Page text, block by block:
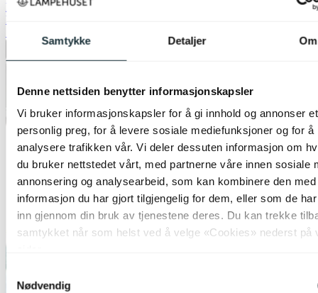
Samtykke Detaljer Om
Denne nettsiden benytter informasjonskapsler
Vi bruker informasjonskapsler for å gi innhold og annonser et
personlig preg, for å levere sosiale mediefunksjoner og for å
analysere trafikken vår. Vi deler dessuten informasjon om
du bruker nettstedet vårt, med partnerne våre innen sosiale
annonsering og analysearbeid, som kan kombinere den med
informasjon du har gjort tilgjengelig for dem, eller som de
inn gjennom din bruk av tjenestene deres. Du kan trekke
samtykket når som helst ved å velge «Cookies» nederst på
Samtykkevalg
Nødvendig
kr 2 749,-
kr 5 499,-